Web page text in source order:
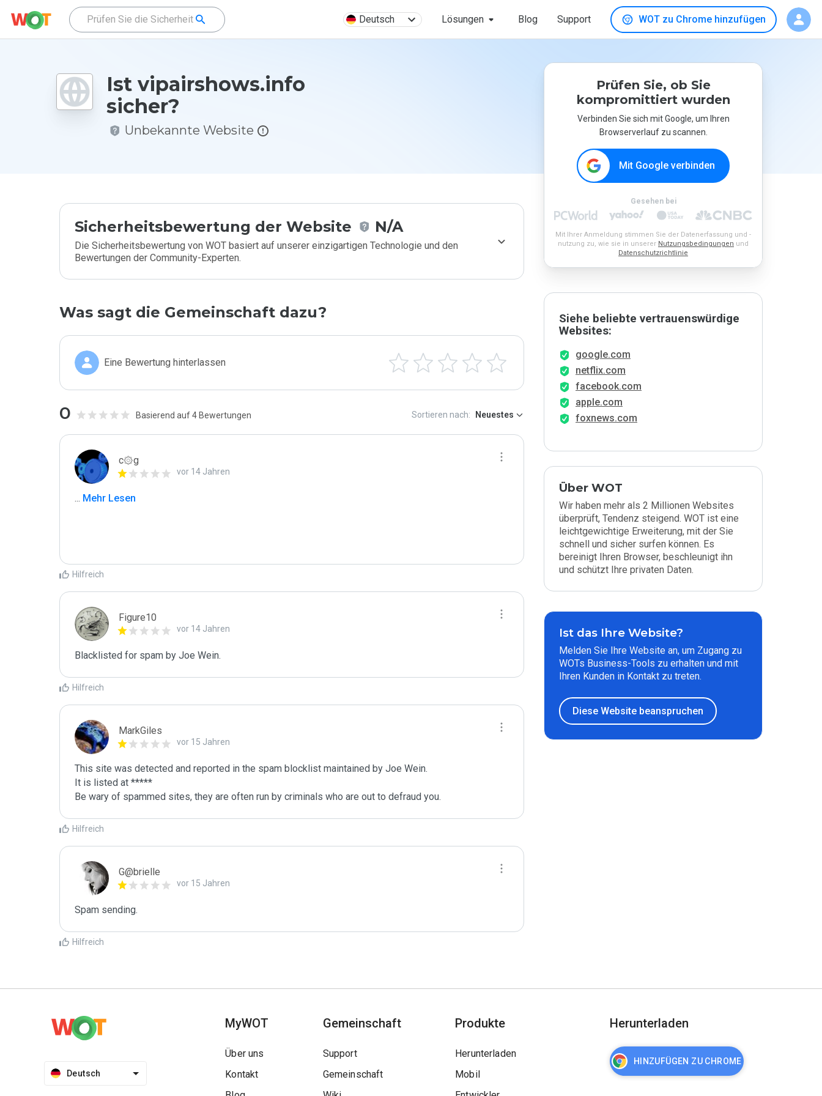
Deutsch Lösungen Blog Support WOT zu Chrome hinzufügen
Ist vipairshows.info
sicher?
Unbekannte Website
Sicherheitsbewertung der Website N/A
Die Sicherheitsbewertung von WOT basiert auf unserer einzigartigen Technologie und den
Bewertungen der Community-Experten.
Was sagt die Gemeinschaft dazu?
Eine Bewertung hinterlassen
0 Basierend auf 4 Bewertungen Sortieren nach: Neuestes
c۞g
vor 14 Jahren
... Mehr Lesen
Hilfreich
Figure10
vor 14 Jahren
Blacklisted for spam by Joe Wein.
Hilfreich
MarkGiles
vor 15 Jahren
This site was detected and reported in the spam blocklist maintained by Joe Wein.
It is listed at *****
Be wary of spammed sites, they are often run by criminals who are out to defraud you.
Hilfreich
G@brielle
vor 15 Jahren
Spam sending.
Hilfreich
Prüfen Sie, ob Sie
kompromittiert wurden
Verbinden Sie sich mit Google, um Ihren
Browserverlauf zu scannen.
Mit Google verbinden
Gesehen bei
Mit Ihrer Anmeldung stimmen Sie der Datenerfassung und -
nutzung zu, wie sie in unserer Nutzungsbedingungen und
Datenschutzrichtlinie
Siehe beliebte vertrauenswürdige
Websites:
google.com
netflix.com
facebook.com
apple.com
foxnews.com
Über WOT
Wir haben mehr als 2 Millionen Websites
überprüft, Tendenz steigend. WOT ist eine
leichtgewichtige Erweiterung, mit der Sie
schnell und sicher surfen können. Es
bereinigt Ihren Browser, beschleunigt ihn
und schützt Ihre privaten Daten.
Ist das Ihre Website?
Melden Sie Ihre Website an, um Zugang zu
WOTs Business-Tools zu erhalten und mit
Ihren Kunden in Kontakt zu treten.
Diese Website beanspruchen
Deutsch
MyWOT
Über uns
Kontakt
Gemeinschaft
Support
Gemeinschaft
Produkte
Herunterladen
Mobil
Herunterladen
HINZUFÜGEN ZU CHROME